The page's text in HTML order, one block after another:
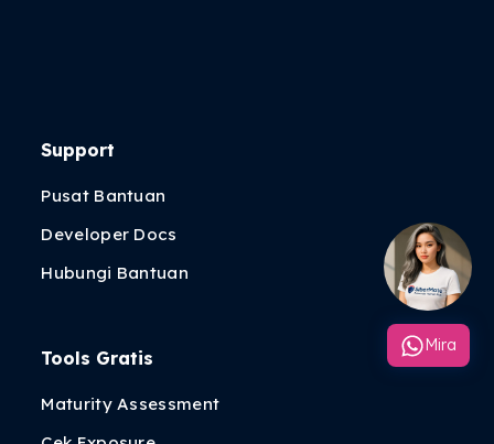
Support
Pusat Bantuan
Developer Docs
Hubungi Bantuan
Tools Gratis
Maturity Assessment
Mira